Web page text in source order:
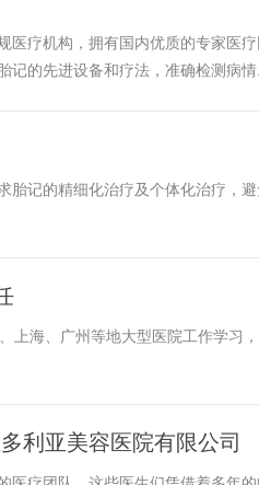
疗机构，拥有国内优质的专家医疗
的先进设备和疗法，准确检测病情
胎记的精细化治疗及个体化治疗，
上海、广州等地大型医院工作学习
利亚美容医院有限公司